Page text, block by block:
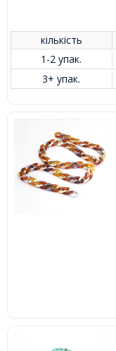
кількість
1-2 упак.
3+ упак.